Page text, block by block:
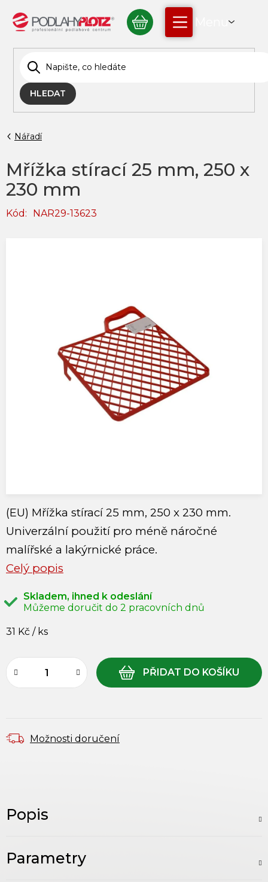
obsah
HLEDAT
NÁKUPNÍ
KOŠÍK
Nářadí
Mřížka stírací 25 mm, 250 x
230 mm
Kód: NAR29-13623
(EU) Mřížka stírací 25 mm, 250 x 230 mm.
Univerzální použití pro méně náročné
malířské a lakýrnické práce.
Celý popis
31 Kč / ks
Skladem, ihned k odeslání
Možnosti doručení
Popis
Parametry